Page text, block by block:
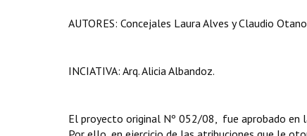
AUTORES: Concejales Laura Alves y Claudio
INCIATIVA: Arq. Alicia Albandoz.
El proyecto original Nº 052/08, fue aprobado en